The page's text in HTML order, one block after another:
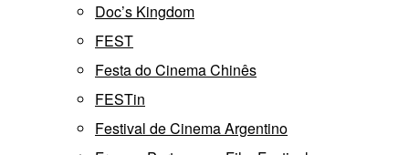
Doc’s Kingdom
FEST
Festa do Cinema Chinês
FESTin
Festival de Cinema Argentino